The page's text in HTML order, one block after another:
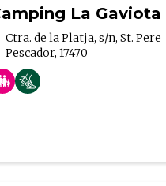
La Gaviota
Ctra. de la Platja, s/n, St. Pere
Pescador, 17470